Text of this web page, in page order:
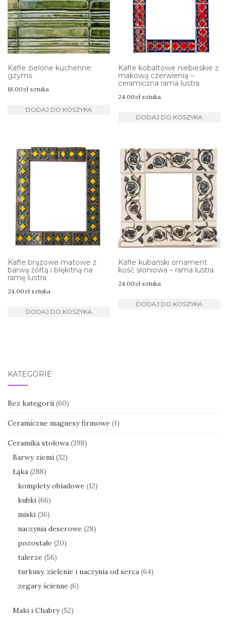
Kafle zielone kuchenne
gzyms
18.00zł sztuka
DODAJ DO KOSZYKA
Kafle kobaltowe niebieskie z
makową czerwienią –
ceramiczna rama lustra
24.00zł sztuka
DODAJ DO KOSZYKA
Kafle brązowe matowe z
barwą żółtą i błękitną na
ramę lustra
24.00zł sztuka
DODAJ DO KOSZYKA
Kafle kubański ornament
kość słoniowa – rama lustra
24.00zł sztuka
DODAJ DO KOSZYKA
KATEGORIE
Bez kategorii (60)
Ceramiczne magnesy firmowe (1)
Ceramika stołowa (398)
Barwy ziemi (32)
Łąka (288)
komplety obiadowe (12)
kubki (66)
miski (36)
naczynia deserowe (28)
pozostałe (20)
talerze (56)
turkusy, zielenie i naczynia od serca (64)
zegary ścienne (6)
Maki i Chabry (52)